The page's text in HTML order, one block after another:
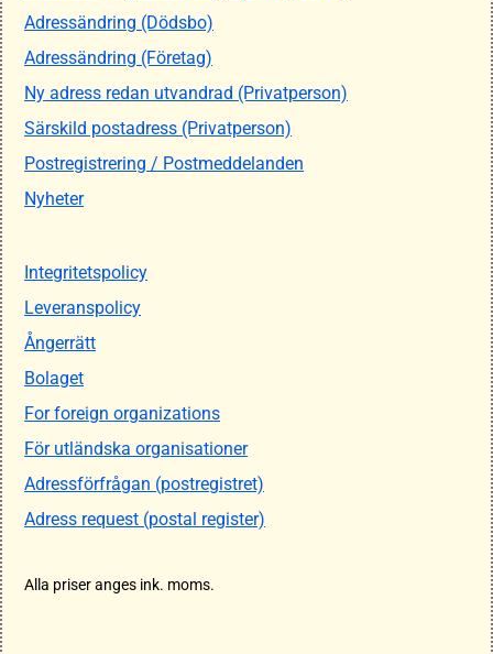
Adressändring (Dödsbo)
Adressändring (Företag)
Ny adress redan utvandrad (Privatperson)
Särskild postadress (Privatperson)
Postregistrering / Postmeddelanden
Nyheter
Integritetspolicy
Leveranspolicy
Ångerrätt
Bolaget
For foreign organizations
För utländska organisationer
Adressförfrågan (postregistret)
Adress request (postal register)
Alla priser anges ink. moms.